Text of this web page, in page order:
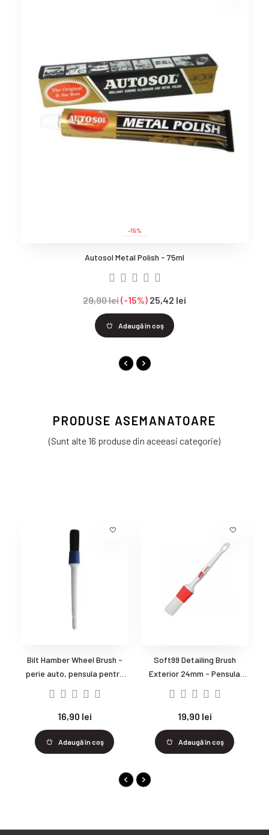
-15%
Autosol Metal Polish - 75ml
29,90 lei -15% 25,42 lei
Adaugă în coş
PRODUSE ASEMANATOARE
(Sunt alte 16 produse din aceeasi categorie)
Bilt Hamber Wheel Brush -
perie auto, pensula pentru
16,90 lei
Adaugă în coş
Soft99 Detailing Brush
Exterior 24mm - Pensula
19,90 lei
Adaugă în coş